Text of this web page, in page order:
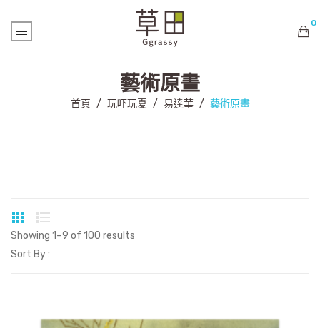
0
購物車內未有商品
藝術原畫
首頁 / 玩吓玩夏 / 易達華 / 藝術原畫
Showing 1–9 of 100 results
Sort By :